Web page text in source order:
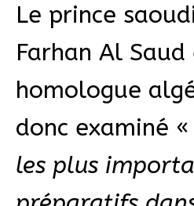
Le prince
Farhan Al Saud
homologue
donc examiné «
les plus